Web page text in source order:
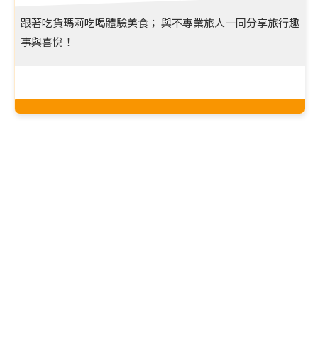
跟著吃貨瑪莉吃喝體驗美食； 與不專業旅人一同分享旅行趣
事與喜悅！